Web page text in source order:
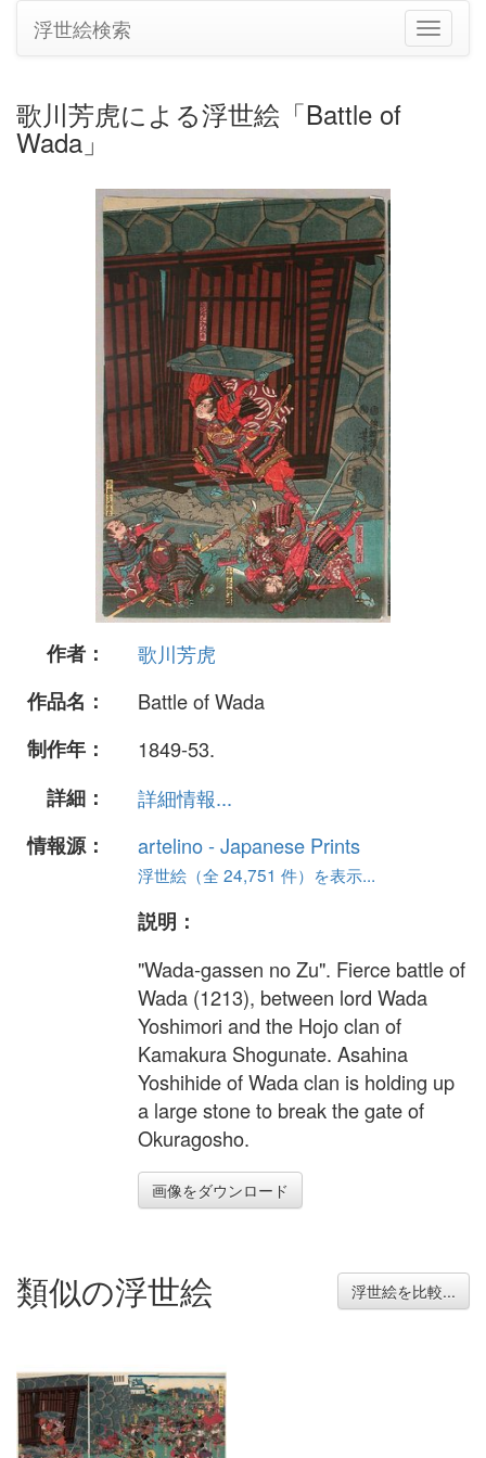
ナ
ビ
浮世絵検索
歌川芳虎による浮世絵「Battle of
Wada」
作者：
歌川芳虎
作品名：
Battle of Wada
制作年：
1849-53.
詳細：
詳細情報...
情報源：
artelino - Japanese Prints
浮世絵（全 24,751 件）を表示...
説明：
"Wada-gassen no Zu". Fierce battle of
Wada (1213), between lord Wada
Yoshimori and the Hojo clan of
Kamakura Shogunate. Asahina
Yoshihide of Wada clan is holding up
a large stone to break the gate of
Okuragosho.
画像をダウンロード
類似の浮世絵 浮世絵を比較...